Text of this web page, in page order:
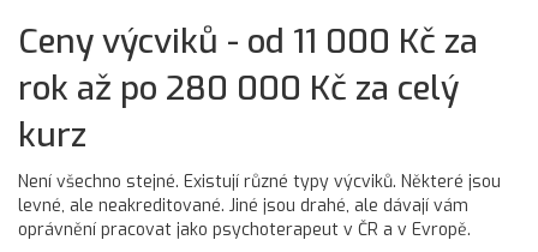
Ceny výcviků - od 11 000 Kč za
rok až po 280 000 Kč za celý
kurz
Není všechno stejné. Existují různé typy výcviků. Některé jsou
levné, ale neakreditované. Jiné jsou drahé, ale dávají vám
oprávnění pracovat jako psychoterapeut v ČR a v Evropě.